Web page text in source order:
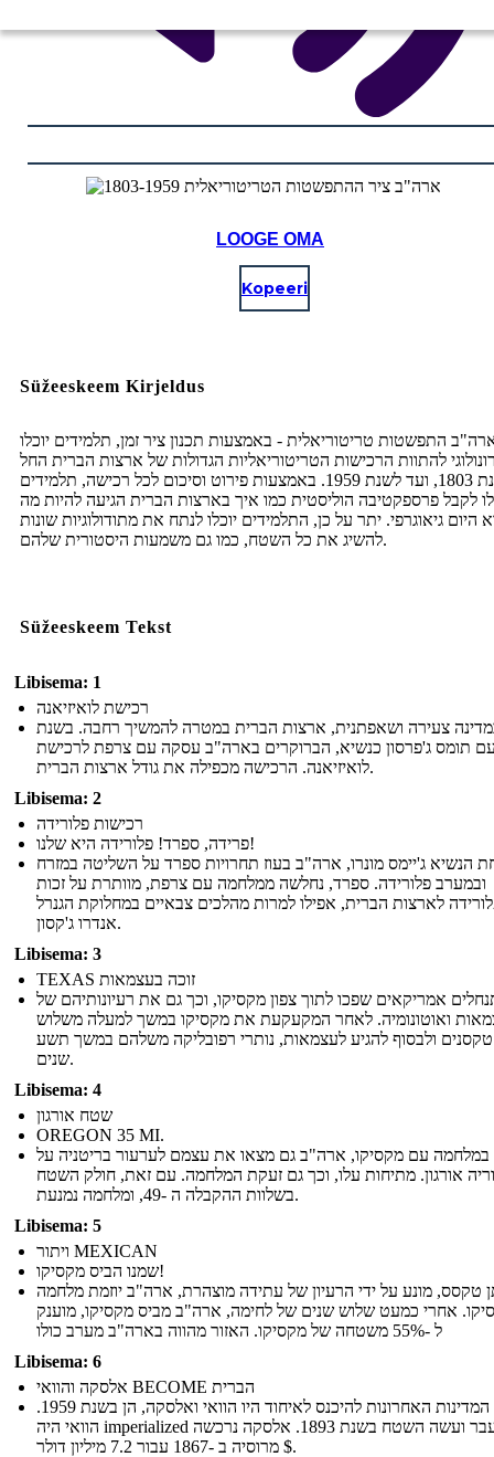
LOOGE OMA
Kopeeri
Süžeeskeem Kirjeldus
התפשטות טריטוריאלית - באמצעות תכנון ציר זמן, תלמידים יוכלו
להתוות הרכישות הטריטוריאליות הגדולות של ארצות הברית החל
משנת 1803, ועד לשנת 1959. באמצעות פירוט וסיכום לכל רכישה, תלמידים
לקבל פרספקטיבה הוליסטית כמו איך בארצות הברית הגיעה להיות מה
היום גיאוגרפי. יתר על כן, התלמידים יוכלו לנתח את מתודולוגיות שונות
להשיג את כל השטח, כמו גם משמעות היסטורית שלהם.
Süžeeskeem Tekst
Libisema: 1
רכישת לואיזיאנה
צעירה ושאפתנית, ארצות הברית במטרה להמשיך רחבה. בשנת
עם תומס ג'פרסון כנשיא, הברוקרים בארה"ב עסקה עם צרפת לרכישת
לואיזיאנה. הרכישה מכפילה את גודל ארצות הברית.
Libisema: 2
רכישות פלורידה
פרידה, ספרד! פלורידה היא שלנו!
הנשיא ג'יימס מונרו, ארה"ב בעוז תחרויות ספרד על השליטה במזרח
ובמערב פלורידה. ספרד, נחלשה ממלחמה עם צרפת, מוותרת על זכות
לארצות הברית, אפילו למרות מהלכים צבאיים במחלוקת הגנרל
אנדרו ג'קסון.
Libisema: 3
TEXAS זוכה בעצמאות
אמריקאים שפכו לתוך צפון מקסיקו, וכך גם את רעיונותיהם של
ואוטונומיה. לאחר המקעקעת את מקסיקו במשך למעלה משלוש
ולבסוף להגיע לעצמאות, נותרי רפובליקה משלהם במשך תשע
שנים.
Libisema: 4
שטח אורגון
OREGON 35 MI.
במלחמה עם מקסיקו, ארה"ב גם מצאו את עצמם לערעור בריטניה על
אורגון. מתיחות עלו, וכך גם זעקת המלחמה. עם זאת, חולק השטח
בשלוות ההקבלה ה -49, ומלחמה נמנעת.
Libisema: 5
ויתור MEXICAN
שמנו הביס מקסיקו!
טקסס, מונע על ידי הרעיון של עתידה מוצהרת, ארה"ב יוזמת מלחמה
אחרי כמעט שלוש שנים של לחימה, ארה"ב מביס מקסיקו, מוענק
ל -55% משטחה של מקסיקו. האזור מהווה בארה"ב מערב כולו
Libisema: 6
אלסקה והוואי BECOME הברית
שתי המדינות האחרונות להיכנס לאיחוד היו הוואי ואלסקה, הן בשנת 1959.
הוואי היה imperialized בעבר ועשה השטח בשנת 1893. אלסקה נרכשה
מרוסיה ב -1867 עבור 7.2 מיליון דולר $.